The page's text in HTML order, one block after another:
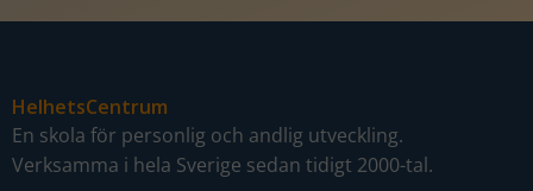
HelhetsCentrum
En skola för personlig och andlig utveckling.
Verksamma i hela Sverige sedan tidigt 2000-tal.